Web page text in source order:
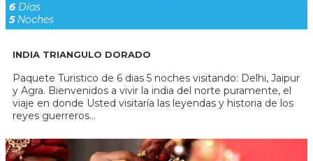
6 Días
5Noches
INDIA TRIANGULO DORADO
Paquete Turistico de 6 dias 5 noches visitando: Delhi, Jaipur
y Agra. Bienvenidos a vivir la india del norte puramente, el
viaje en donde Usted visitaría las leyendas y historia de los
reyes guerreros...